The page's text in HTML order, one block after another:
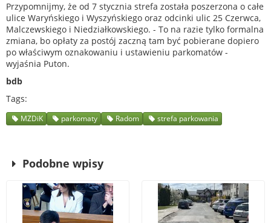
Przypomnijmy, że od 7 stycznia strefa została poszerzona o całe
ulice Waryńskiego i Wyszyńskiego oraz odcinki ulic 25 Czerwca,
Malczewskiego i Niedziałkowskiego. - To na razie tylko formalna
zmiana, bo opłaty za postój zaczną tam być pobierane dopiero
po właściwym oznakowaniu i ustawieniu parkomatów -
wyjaśnia Puton.
bdb
Tags
MZDiK parkomaty Radom strefa parkowania
Podobne wpisy